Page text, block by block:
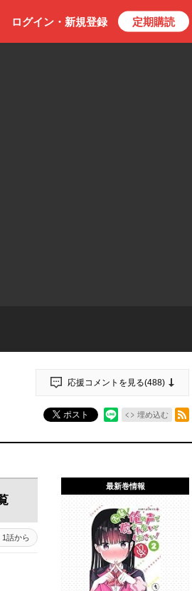
ログイン・ 新規登録 定期購読
応援コメントを見る(488)
ポスト 埋め込む
1話から
最新巻情報